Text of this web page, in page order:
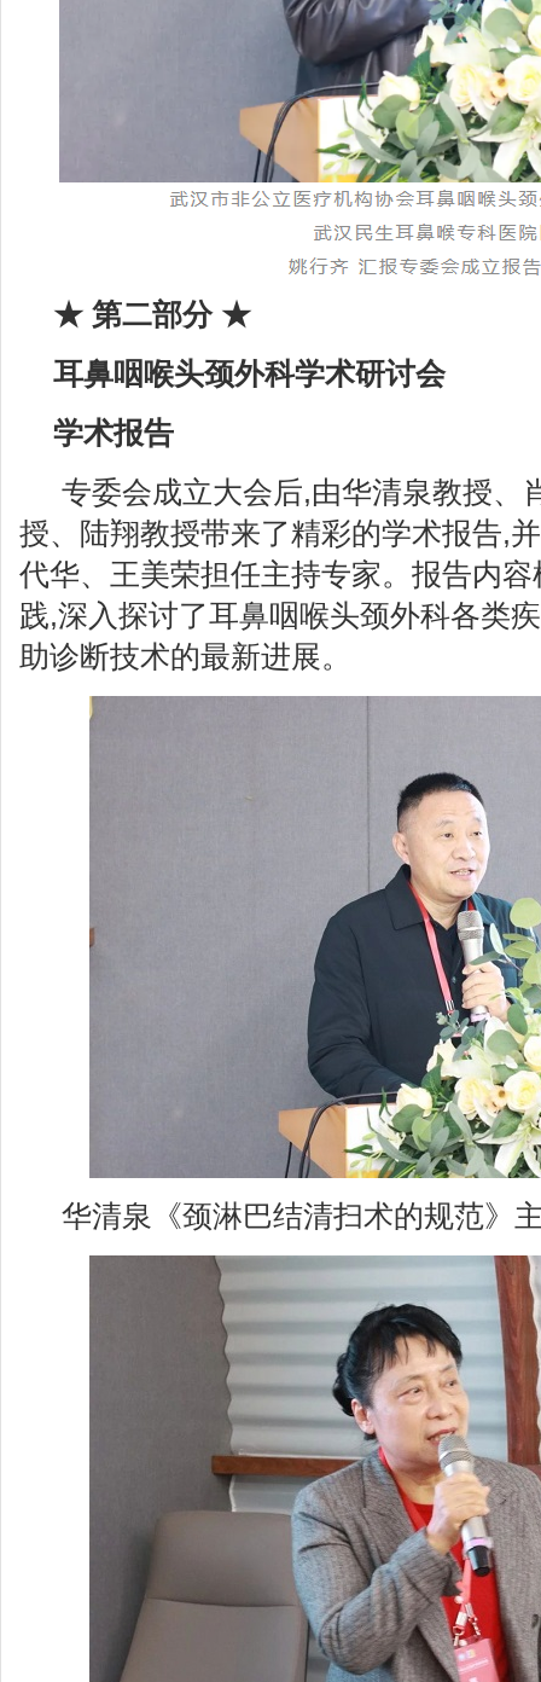
★ 第二部分 ★
耳鼻咽喉头颈外科学术研讨会
学术报告
专委会成立大会后,由华清泉教授、
授、陆翔教授带来了精彩的学术报告,
代华、王美荣担任主持专家。报告内
践,深入探讨了耳鼻咽喉头颈外科各类
助诊断技术的最新进展。
华清泉《颈淋巴结清扫术的规范》